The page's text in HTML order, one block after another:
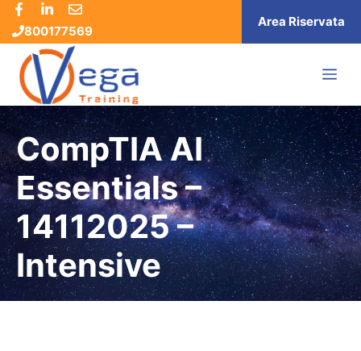
Vai
contenuto
800177569
Area Riservata
CompTIA AI
Essentials –
14112025 –
Intensive